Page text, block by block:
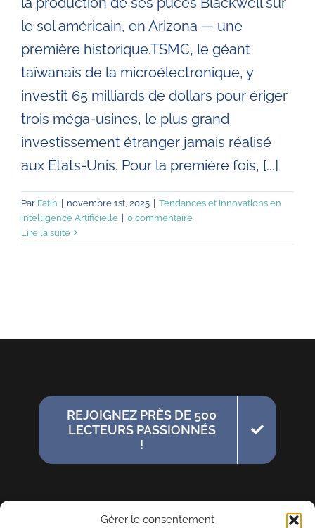
Gérer le consentement
le sol américain, en Arizona — une
première historique.TSMC, le géant
taïwanais de la microélectronique, y
investit 65 milliards de dollars pour ériger
trois méga-usines, le plus grand
investissement étranger jamais réalisé
aux États-Unis. Pour la première fois, [...]
Par Fatih novembre 1st, 2025
Tendances et Innovations en
Intelligence Artificielle
0 commentaire
Lire la suite
REJOIGNEZ PRÈS DE 500
LECTEURS PASSIONNÉS
!